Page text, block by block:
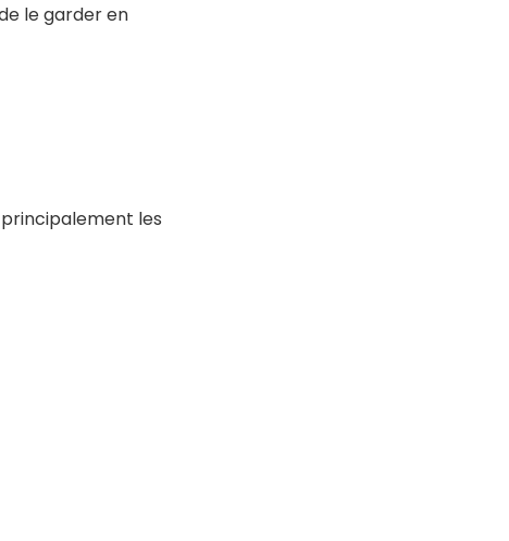
le garder en
les